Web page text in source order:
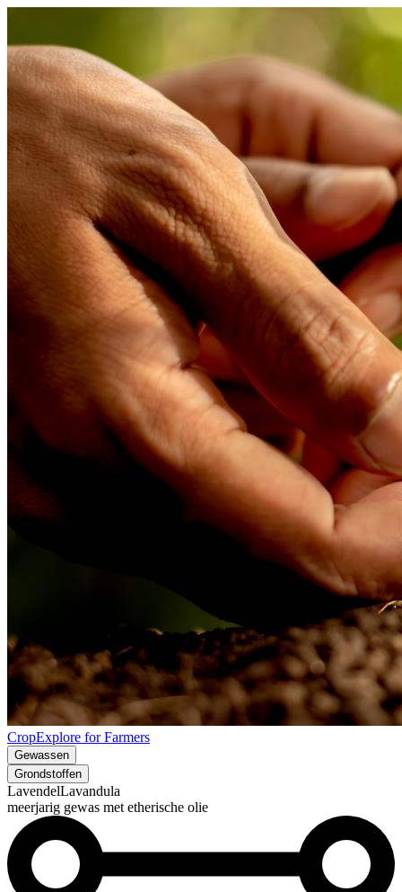
CropExplore for Farmers
Gewassen
Grondstoffen
LavendelLavandula
meerjarig gewas met etherische olie